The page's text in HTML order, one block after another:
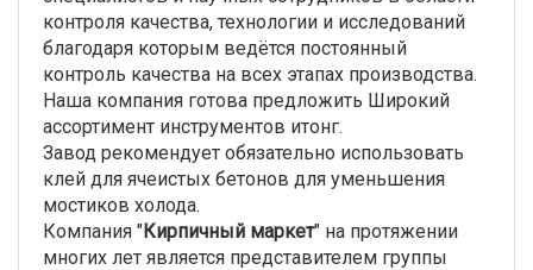
контроля качества, технологии и исследований
благодаря которым ведётся постоянный
контроль качества на всех этапах производства.
Наша компания готова предложить Широкий
ассортимент инструментов итонг.
Завод рекомендует обязательно использовать
клей для ячеистых бетонов для уменьшения
мостиков холода.
Компания "Кирпичный маркет" на протяжении
многих лет является представителем группы